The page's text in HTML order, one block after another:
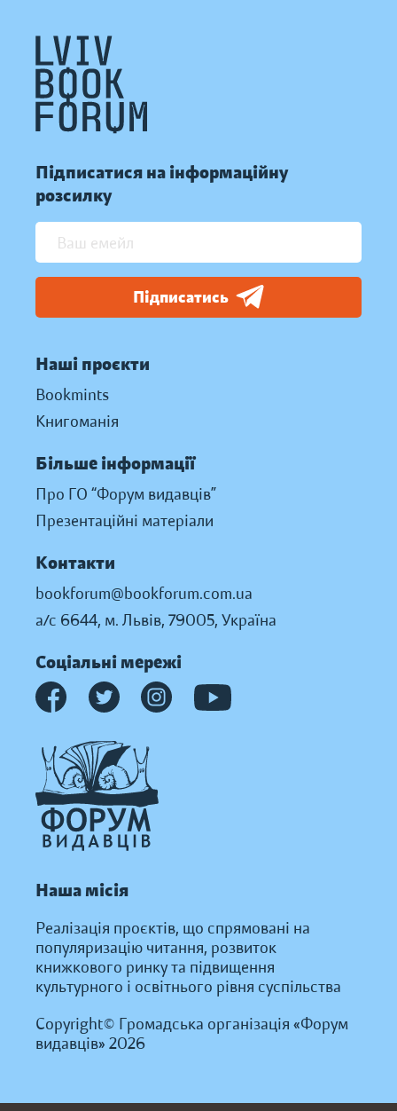
Підписатися на інформаційну
розсилку
Підписатись
Наші проєкти
Bookmints
Книгоманія
Більше інформації
Про ГО “Форум видавців”
Презентаційні матеріали
Контакти
bookforum@bookforum.com.ua
а/с 6644, м. Львів, 79005, Україна
Соціальні мережі
Наша місія
Реалізація проєктів, що спрямовані на
популяризацію читання, розвиток
книжкового ринку та підвищення
культурного і освітнього рівня суспільства
Copyright© Громадська організація «Форум
видавців» 2026